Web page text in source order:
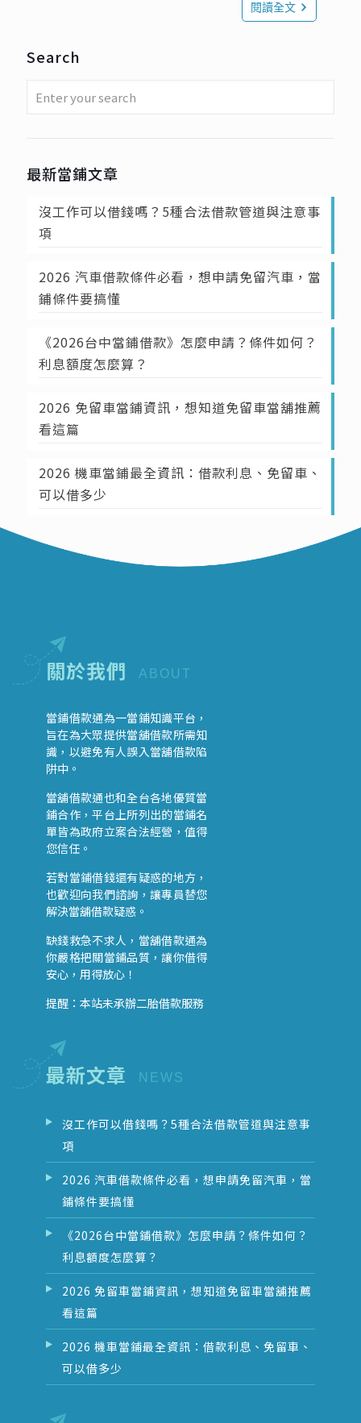
閱讀全文
Search
最新當鋪文章
沒工作可以借錢嗎？5種合法借款管道與注意事
項
2026 汽車借款條件必看，想申請免留汽車，當
鋪條件要搞懂
《2026台中當鋪借款》怎麼申請？條件如何？
利息額度怎麼算？
2026 免留車當鋪資訊，想知道免留車當舖推薦
看這篇
2026 機車當鋪最全資訊：借款利息、免留車、
可以借多少
關於我們 ABOUT
當鋪借款通為一當鋪知識平台，
旨在為大眾提供當舖借款所需知
識，以避免有人誤入當舖借款陷
阱中。
當舖借款通也和全台各地優質當
鋪合作，平台上所列出的當鋪名
單皆為政府立案合法經營，值得
您信任。
若對當鋪借錢還有疑惑的地方，
也歡迎向我們諮詢，讓專員替您
解決當舖借款疑惑。
缺錢救急不求人，當舖借款通為
你嚴格把關當鋪品質，讓你借得
安心，用得放心！
提醒：本站未承辦二胎借款服務
最新文章
沒工作可以借錢嗎？5種合法借款管道與注意事
項
2026 汽車借款條件必看，想申請免留汽車，當
鋪條件要搞懂
《2026台中當鋪借款》怎麼申請？條件如何？
利息額度怎麼算？
2026 免留車當鋪資訊，想知道免留車當舖推薦
看這篇
2026 機車當鋪最全資訊：借款利息、免留車、
可以借多少